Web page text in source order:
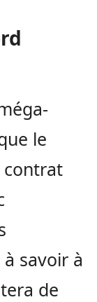
le
contrat
savoir à
de